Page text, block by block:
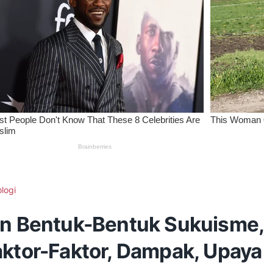
Bentuk-Bentuk Sukuisme,
Faktor, Dampak, Upaya